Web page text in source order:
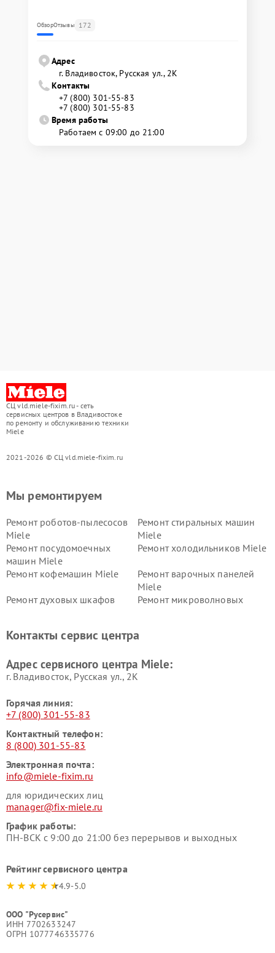
ОбзорОтзывы 172
Адрес
г. Владивосток, Русская ул., 2К
Контакты
+7 (800) 301-55-83
+7 (800) 301-55-83
Время работы
Работаем с 09:00 до 21:00
СЦ vld.miele-fixim.ru - сеть
сервисных центров в Владивостоке
по ремонту и обслуживанию техники
Miele
2021-2026 © СЦ vld.miele-fixim.ru
Мы ремонтируем
Ремонт роботов-пылесосов
Miele
Ремонт стиральных машин
Miele
Ремонт посудомоечных
машин Miele
Ремонт холодильников Miele
Ремонт кофемашин Miele
Ремонт варочных панелей
Miele
Ремонт духовых шкафов
Ремонт микроволновых
Miele
Miele
пылесосов Miele
Контакты сервис центра
Адрес сервисного центра Miele:
г. Владивосток, Русская ул., 2К
Горячая линия:
+7 (800) 301-55-83
Контактный телефон:
8 (800) 301-55-83
Электронная почта:
info@miele-fixim.ru
для юридических лиц
manager@fix-miele.ru
График работы:
ПН-ВСК с 9:00 до 21:00 без перерывов и выходных
Рейтинг сервисного центра
4.9-5.0
ООО "Русервис"
ИНН 7702633247
ОГРН 1077746335776